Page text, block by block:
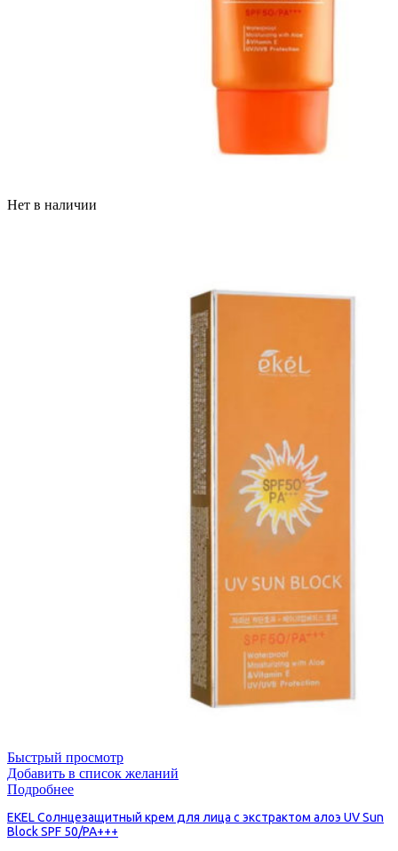
Нет в наличии
Быстрый просмотр
Добавить в список желаний
Подробнее
EKEL Солнцезащитный крем для лица с экстрактом алоэ UV Sun
Block SPF 50/PA+++